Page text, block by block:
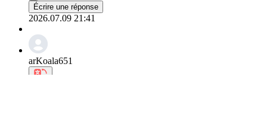
Écrire une réponse
2026.07.09 21:41
arKoala651